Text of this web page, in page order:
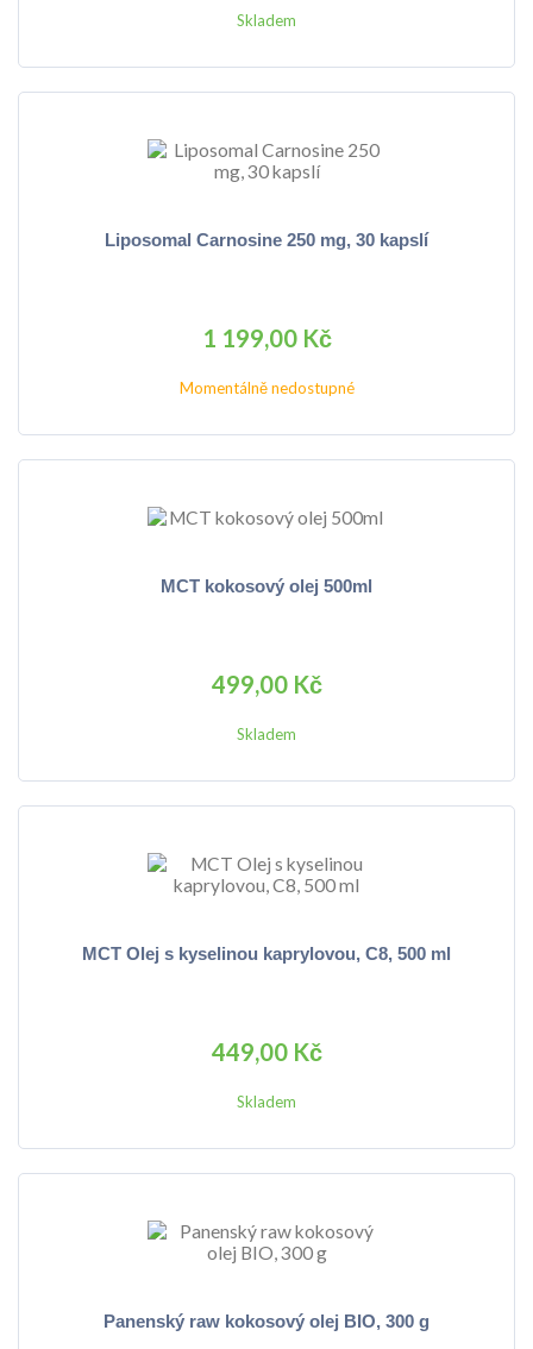
Skladem
Liposomal Carnosine 250 mg, 30 kapslí
1 199,00 Kč
Momentálně nedostupné
MCT kokosový olej 500ml
499,00 Kč
Skladem
MCT Olej s kyselinou kaprylovou, C8, 500 ml
449,00 Kč
Skladem
Panenský raw kokosový olej BIO, 300 g